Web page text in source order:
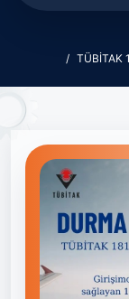
TÜBİTAK